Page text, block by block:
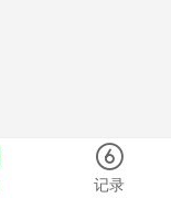
记录